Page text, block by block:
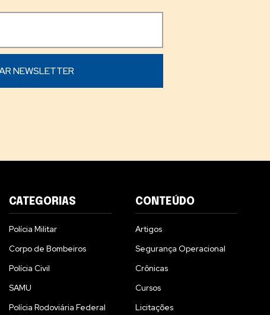
CATEGORIAS
Polícia Militar
Corpo de Bombeiros
Polícia Civil
SAMU
Polícia Rodoviária Federal
CONTEÚDO
Artigos
Segurança Operacional
Crônicas
Cursos
Licitações